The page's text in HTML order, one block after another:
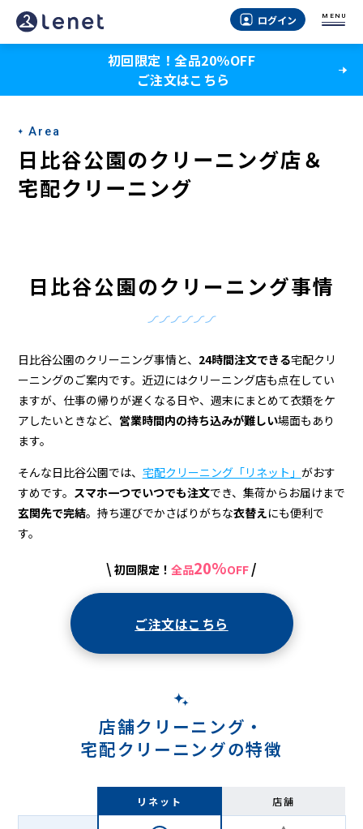
日
比
公
園
の
宅
ン
グ
ログイン MENU
初回限定！全品20％OFF
ご注文はこちら
Area
日比谷公園のクリーニング店＆
宅配クリーニング
日比谷公園のクリーニング事情
日比谷公園のクリーニング事情と、 24時間注文できる宅配クリ
ーニングのご案内です。近辺にはクリーニング店も点在してい
ますが、仕事の帰りが遅くなる日や、週末にまとめて衣類をケ
アしたいときなど、 営業時間内の持ち込みが難しい場面もあり
ます。
そんな日比谷公園では、 宅配クリーニング「リネット」 がおす
すめです。 スマホ一つでいつでも注文でき、集荷からお届けまで
玄関先で完結。持ち運びでかさばりがちな衣替えにも便利で
す。
\ 初回限定！ 全品20%OFF /
ご注文はこちら
店舗クリーニング・
宅配クリーニングの特徴
リネット 店舗